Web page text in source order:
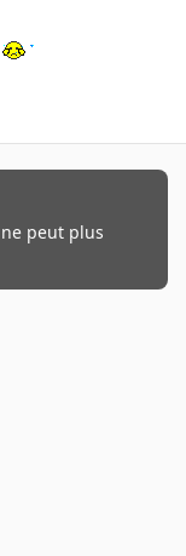
peut plus